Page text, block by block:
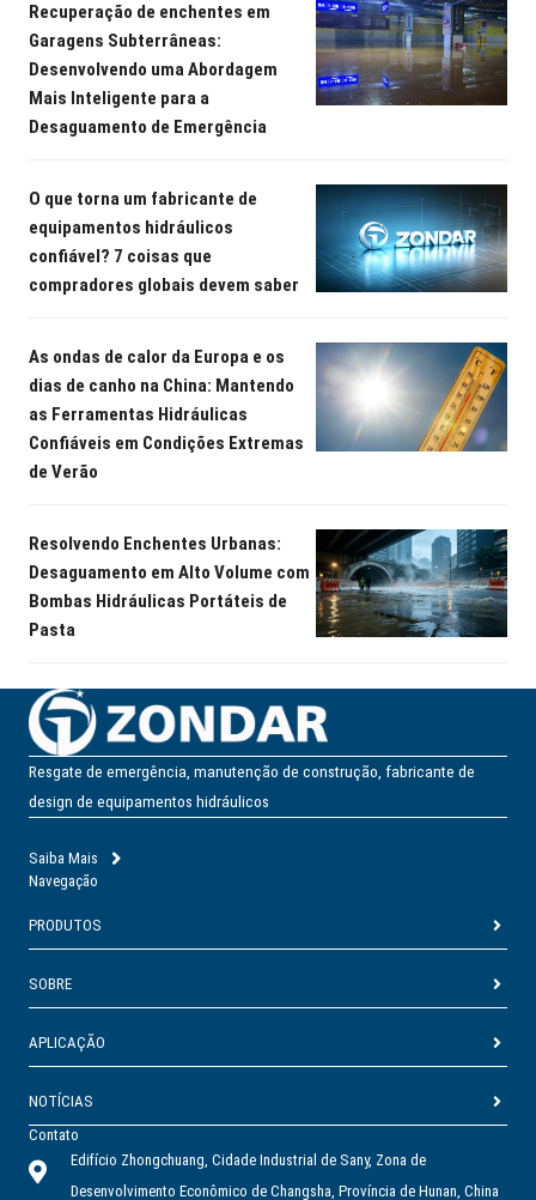
Recuperação de enchentes em
Garagens Subterrâneas:
Desenvolvendo uma Abordagem
Mais Inteligente para a
Desaguamento de Emergência
O que torna um fabricante de
equipamentos hidráulicos
confiável? 7 coisas que
compradores globais devem saber
As ondas de calor da Europa e os
dias de canho na China: Mantendo
as Ferramentas Hidráulicas
Confiáveis em Condições Extremas
de Verão
Resolvendo Enchentes Urbanas:
Desaguamento em Alto Volume com
Bombas Hidráulicas Portáteis de
Pasta
Resgate de emergência, manutenção de construção, fabricante de
design de equipamentos hidráulicos
Saiba Mais
Navegação
PRODUTOS
SOBRE
APLICAÇÃO
NOTÍCIAS
Contato
Edifício Zhongchuang, Cidade Industrial de Sany, Zona de
Desenvolvimento Econômico de Changsha, Província de Hunan, China